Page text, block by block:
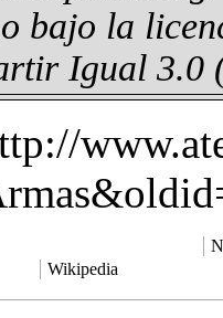
bajo la
Igual 3.0
Wikipedia